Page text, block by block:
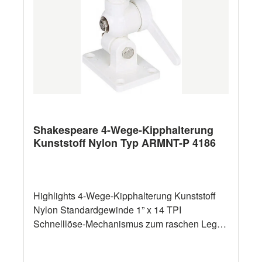
Shakespeare 4-Wege-Kipphalterung
Kunststoff Nylon Typ ARMNT-P 4186
Highlights 4-Wege-Kipphalterung Kunststoff
Nylon Standardgewinde 1” x 14 TPI
Schnelllöse-Mechanismus zum raschen Legen